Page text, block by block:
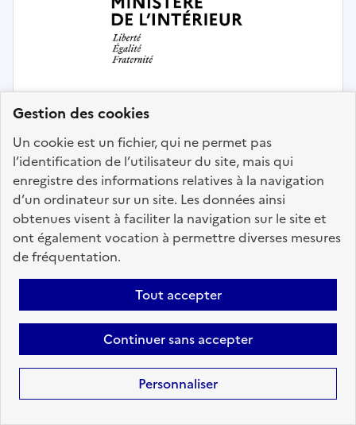
Gestion des cookies
Un cookie est un fichier, qui ne permet pas
l’identification de l’utilisateur du site, mais qui
enregistre des informations relatives à la navigation
d’un ordinateur sur un site. Les données ainsi
obtenues visent à faciliter la navigation sur le site et
ont également vocation à permettre diverses mesures
de fréquentation.
Tout accepter
Continuer sans accepter
Personnaliser
DMATES SDAPES MRA - Assistante
de direction au sein de la SDAPES -
F/M
Direction et pilotage des politiques publiques
Localisation :
Paris(75)
Fonction publique :
Fonction publique de l'État
Employeur :
Direction du management de l'administration
territoriale et de l'encadrement supérieur
En ligne depuis le 10 février 2026
Ajouter aux favoris: DMATES SDAPES MRA -